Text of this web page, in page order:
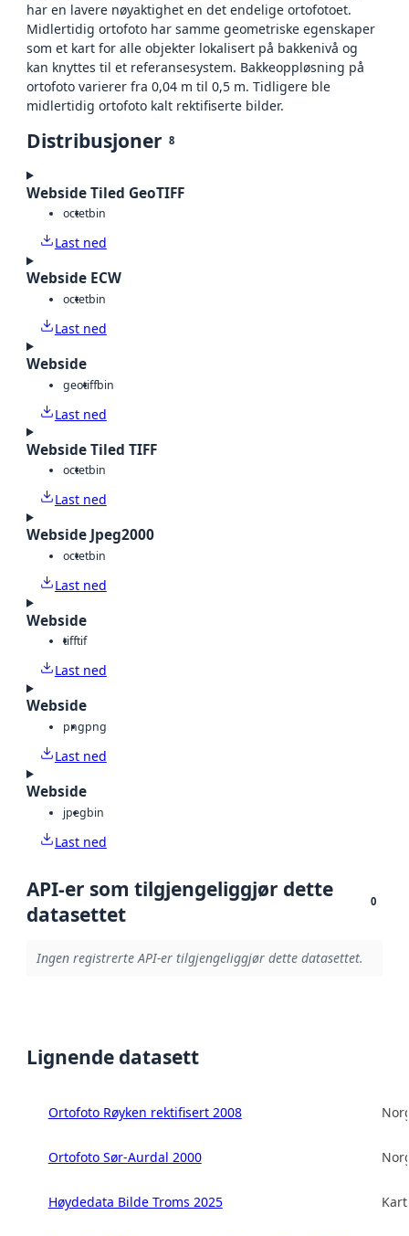
har en lavere nøyaktighet en det endelige ortofotoet.
Midlertidig ortofoto har samme geometriske egenskaper
som et kart for alle objekter lokalisert på bakkenivå og
kan knyttes til et referansesystem. Bakkeoppløsning på
ortofoto varierer fra 0,04 m til 0,5 m. Tidligere ble
midlertidig ortofoto kalt rektifiserte bilder.
Distribusjoner 8
Webside Tiled GeoTIFF
octetbin
Last ned
Webside ECW
octetbin
Last ned
Webside
geotiffbin
Last ned
Webside Tiled TIFF
octetbin
Last ned
Webside Jpeg2000
octetbin
Last ned
Webside
tifftif
Last ned
Webside
pngpng
Last ned
Webside
jpegbin
Last ned
API-er som tilgjengeliggjør dette
datasettet
0
Ingen registrerte API-er tilgjengeliggjør dette datasettet.
Lignende datasett
Ortofoto Røyken rektifisert 2008
Ortofoto Sør-Aurdal 2000
Høydedata Bilde Troms 2025